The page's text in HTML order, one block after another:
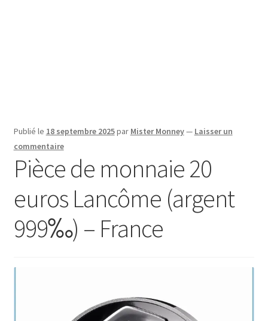
Publié le 18 septembre 2025par Mister Monney— Laisser un
commentaire
Pièce de monnaie 20
euros Lancôme (argent
999‰) – France